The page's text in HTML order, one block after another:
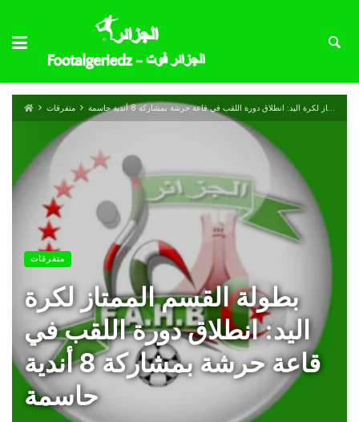
متفرقات بطولة القسم الممتاز لكرة اليد: انطلاق دورة اللقب في قاعة حرشة بمشاركة 8 أندية حاسمة
متفرقات
بطولة القسم الممتاز لكرة
اليد: انطلاق دورة اللقب في
قاعة حرشة بمشاركة 8 أندية
حاسمة